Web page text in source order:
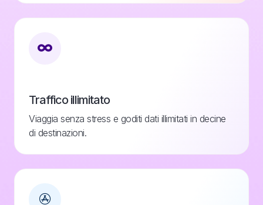
Traffico illimitato
Viaggia senza stress e goditi dati illimitati in decine
di destinazioni.